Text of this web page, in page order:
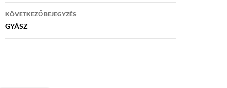
KÖVETKEZŐ BEJEGYZÉS
GYÁSZ